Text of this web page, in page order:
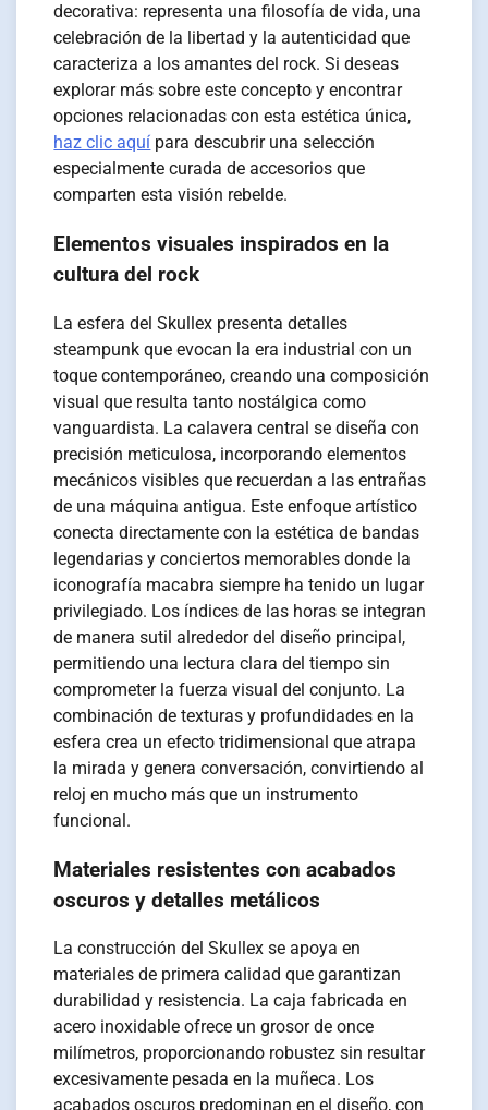
decorativa: representa una filosofía de vida, una
celebración de la libertad y la autenticidad que
caracteriza a los amantes del rock. Si deseas
explorar más sobre este concepto y encontrar
opciones relacionadas con esta estética única,
haz clic aquí para descubrir una selección
especialmente curada de accesorios que
comparten esta visión rebelde.
Elementos visuales inspirados en la
cultura del rock
La esfera del Skullex presenta detalles
steampunk que evocan la era industrial con un
toque contemporáneo, creando una composición
visual que resulta tanto nostálgica como
vanguardista. La calavera central se diseña con
precisión meticulosa, incorporando elementos
mecánicos visibles que recuerdan a las entrañas
de una máquina antigua. Este enfoque artístico
conecta directamente con la estética de bandas
legendarias y conciertos memorables donde la
iconografía macabra siempre ha tenido un lugar
privilegiado. Los índices de las horas se integran
de manera sutil alrededor del diseño principal,
permitiendo una lectura clara del tiempo sin
comprometer la fuerza visual del conjunto. La
combinación de texturas y profundidades en la
esfera crea un efecto tridimensional que atrapa
la mirada y genera conversación, convirtiendo al
reloj en mucho más que un instrumento
funcional.
Materiales resistentes con acabados
oscuros y detalles metálicos
La construcción del Skullex se apoya en
materiales de primera calidad que garantizan
durabilidad y resistencia. La caja fabricada en
acero inoxidable ofrece un grosor de once
milímetros, proporcionando robustez sin resultar
excesivamente pesada en la muñeca. Los
acabados oscuros predominan en el diseño, con